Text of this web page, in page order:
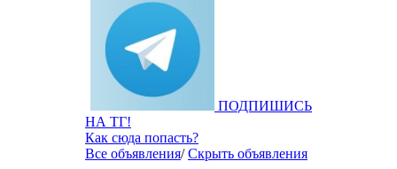
ПОДПИШИСЬ
НА ТГ!
Как сюда попасть?
Все объявления/Скрыть объявления